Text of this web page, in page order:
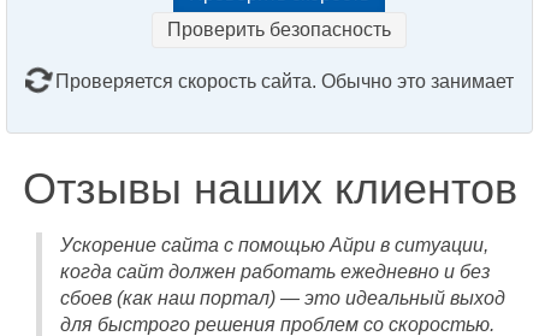
Проверить безопасность
Проверяется скорость сайта. Обычно это занимает
Отзывы наших клиентов
Ускорение сайта с помощью Айри в ситуации,
когда сайт должен работать ежедневно и без
сбоев (как наш портал) — это идеальный выход
для быстрого решения проблем со скоростью.